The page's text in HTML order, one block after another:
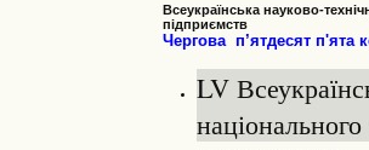
Всеукраїнськанауково-
підприємств
Чергова п’ятдесятп'ята
LV